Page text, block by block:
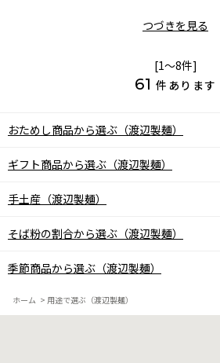
つづきを見る
[1～8件]
61 件あります
おためし商品から選ぶ（渡辺製麺）
ギフト商品から選ぶ（渡辺製麺）
手土産（渡辺製麺）
そば粉の割合から選ぶ（渡辺製麺）
季節商品から選ぶ（渡辺製麺）
ホーム > 用途で選ぶ（渡辺製麺）